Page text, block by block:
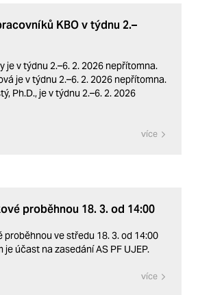
KBO v týdnu 2.–
je v týdnu 2.–6. 2. 2026 nepřítomna.
je v týdnu 2.–6. 2. 2026 nepřítomna.
Ph.D., je v týdnu 2.–6. 2. 2026
více
proběhnou 18. 3. od 14:00
proběhnou ve středu 18. 3. od 14:00
je účast na zasedání AS PF UJEP.
více